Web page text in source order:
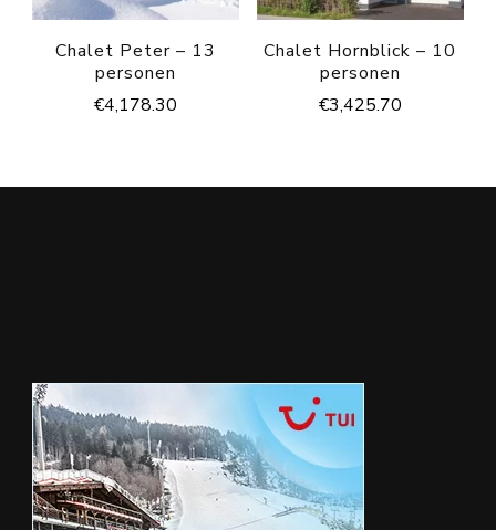
Chalet Peter – 13
personen
€4,178.30
Chalet Hornblick – 10
personen
€3,425.70